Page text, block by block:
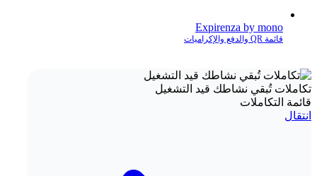
Expirenza by mono
قائمة QR والدفع والإكراميات
تكاملات تُبقي نشاطك قيد التشغيل
قائمة التكاملات
انتقال